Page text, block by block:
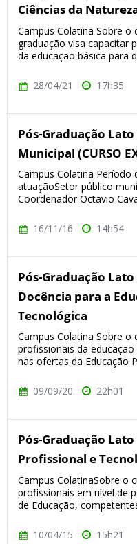
Ciências da
Campus Colatina Sobre o
graduação visa capacitar
da educação básica para
28/04/21 17h35
Pós-Graduação
Municipal (CURSO
Campus Colatina Período
atuaçãoSetor público
Coordenador Octavio
16/11/16 14h54
Pós-Graduação
Docência para a
Tecnológica
Campus Colatina Sobre
profissionais da
nas ofertas da Educação
09/09/20 22h01
Pós-Graduação
Profissional e
Campus ColatinaSobre o
profissionais em nível de
de Educação,
10/04/15 15h21